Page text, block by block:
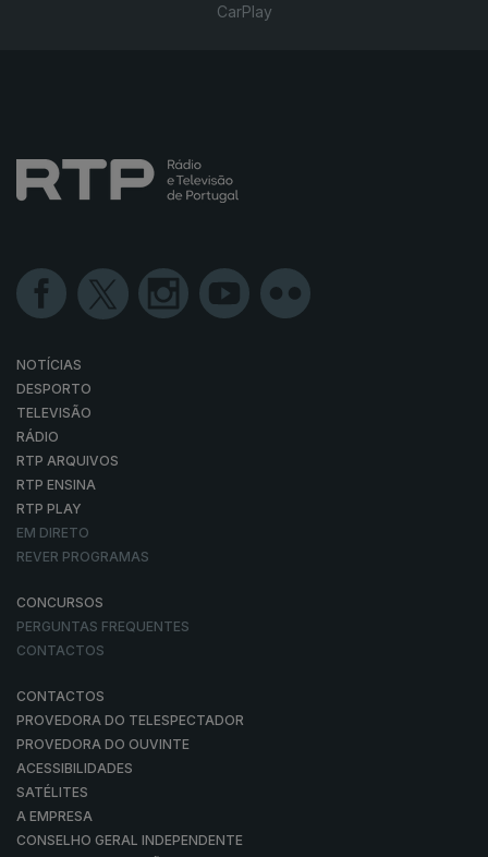
CarPlay
NOTÍCIAS
DESPORTO
TELEVISÃO
RÁDIO
RTP ARQUIVOS
RTP ENSINA
RTP PLAY
EM DIRETO
REVER PROGRAMAS
CONCURSOS
PERGUNTAS FREQUENTES
CONTACTOS
CONTACTOS
PROVEDORA DO TELESPECTADOR
PROVEDORA DO OUVINTE
ACESSIBILIDADES
SATÉLITES
A EMPRESA
CONSELHO GERAL INDEPENDENTE